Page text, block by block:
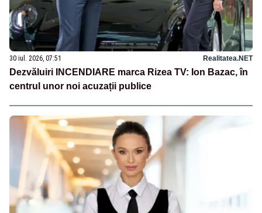
30 iul. 2026, 07:51 Realitatea.NET
Dezvăluiri INCENDIARE marca Rizea TV: Ion Bazac, în
centrul unor noi acuzații publice